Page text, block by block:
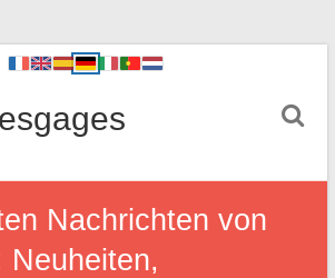
Nachrichten von
Neuheiten,